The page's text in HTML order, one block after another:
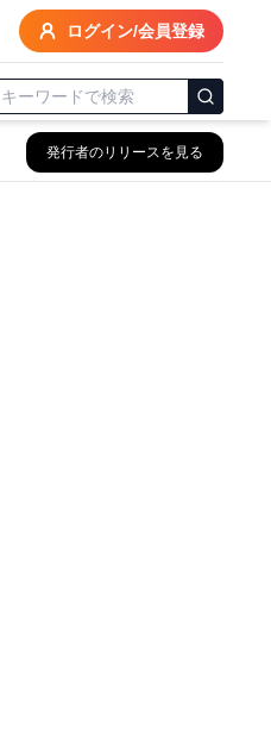
ログイン/会員登録
発行者のリリースを見る